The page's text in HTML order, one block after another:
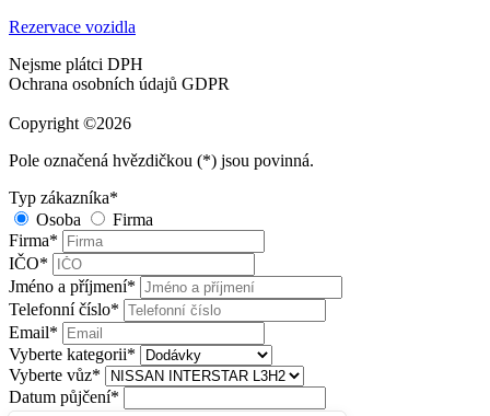
Rezervace vozidla
Nejsme plátci DPH
Ochrana osobních údajů GDPR
Copyright ©2026
Pole označená hvězdičkou (*) jsou povinná.
Typ zákazníka*
Osoba
Firma
Firma*
IČO*
Jméno a příjmení*
Telefonní číslo*
Email*
Vyberte kategorii*
Vyberte vůz*
Datum půjčení*